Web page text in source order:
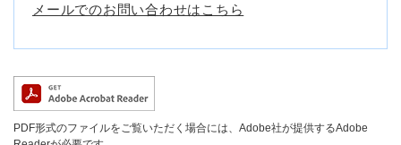
メールでのお問い合わせはこちら
PDF形式のファイルをご覧いただく場合には、Adobe社が提供するAdobe